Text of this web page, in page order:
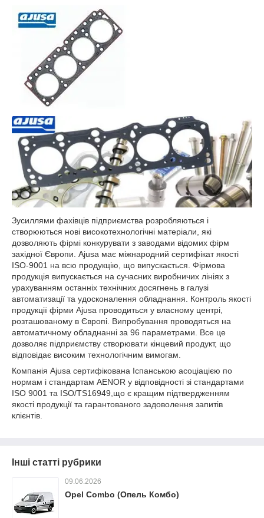
Зусиллями фахівців підприємства розробляються і
створюються нові високотехнологічні матеріали, які
дозволяють фірмі конкурувати з заводами відомих фірм
західної Європи. Ajusa має міжнародний сертифікат якості
ISO-9001 на всю продукцію, що випускається. Фірмова
продукція випускається на сучасних виробничих лініях з
урахуванням останніх технічних досягнень в галузі
автоматизації та удосконалення обладнання. Контроль якості
продукції фірми Ajusa проводиться у власному центрі,
розташованому в Європі. Випробування проводяться на
автоматичному обладнанні за 96 параметрами. Все це
дозволяє підприємству створювати кінцевий продукт, що
відповідає високим технологічним вимогам.
Компанія Ajusa сертифікована Іспанською асоціацією по
нормам і стандартам AENOR у відповідності зі стандартами
ISO 9001 та ISO/TS16949,що є кращим підтвердженням
якості продукції та гарантованого задоволення запитів
клієнтів.
Інші статті рубрики
09.06.2026
Opel Combo (Опель Комбо)